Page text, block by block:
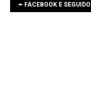
➛ FACEBOOK E